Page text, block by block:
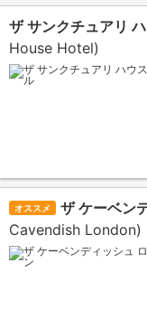
ザ サンクチュアリ
House Hotel)
オススメ ザ ケーベン
Cavendish London)